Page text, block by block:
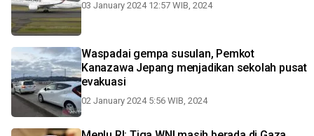
03 January 2024 12:57 WIB, 2024
Waspadai gempa susulan, Pemkot
Kanazawa Jepang menjadikan sekolah pusat
evakuasi
02 January 2024 5:56 WIB, 2024